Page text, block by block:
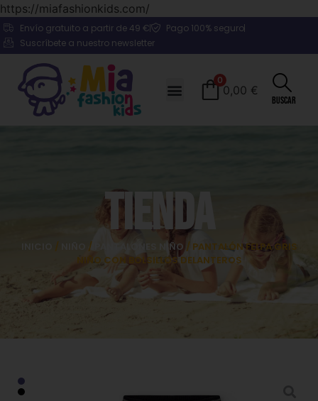
https://miafashionkids.com/
Envío gratuito a partir de 49 €
Pago 100% seguro
Suscríbete a nuestro newsletter
0
0,00 €
Buscar
Tienda
/ / PANTALONES NIÑO / PANTALÓN FELPA GRIS
NIÑO CON BOLSILLOS DELANTEROS